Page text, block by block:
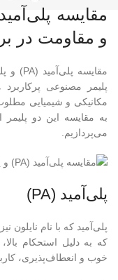
و مقاومت در
پلیمر مصنوعی
مکانیکی و شیمیایی
به مقایسه این دو
می‌پردازیم.
پلی‌آمید (PA)
پلی‌آمید که با نام
که به دلیل استحکام
خوب و انعطاف‌پذیری،